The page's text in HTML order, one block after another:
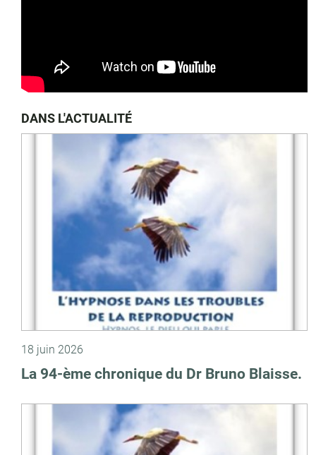
DANS L'ACTUALITÉ
18 juin 2026
La 94-ème chronique du Dr Bruno Blaisse.